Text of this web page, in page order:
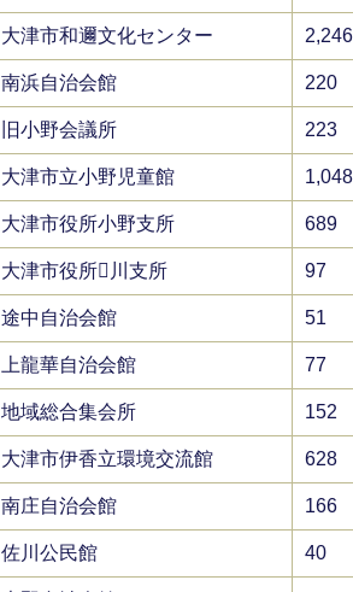
大津市和邇文化センター 2,246
南浜自治会館 220
旧小野会議所 223
大津市立小野児童館 1,048
大津市役所小野支所 689
大津市役所川支所 97
途中自治会館 51
上龍華自治会館 77
地域総合集会所 152
大津市伊香立環境交流館 628
南庄自治会館 166
佐川公民館 40